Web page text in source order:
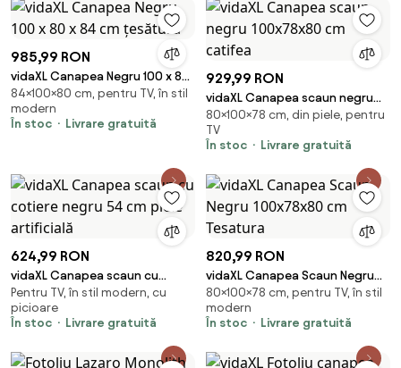
985,99 RON
vidaXL Canapea Negru 100 x 80
x 84 cm țesătură
84×100×80 cm, pentru TV, în stil
modern
În stoc
Livrare gratuită
929,99 RON
vidaXL Canapea scaun negru
100x78x80 cm catifea
80×100×78 cm, din piele, pentru
TV
În stoc
Livrare gratuită
624,99 RON
vidaXL Canapea scaun cu
cotiere negru 54 cm piele
artificială
Pentru TV, în stil modern, cu
picioare
În stoc
Livrare gratuită
820,99 RON
vidaXL Canapea Scaun Negru
100x78x80 cm Tesatura
80×100×78 cm, pentru TV, în stil
modern
În stoc
Livrare gratuită